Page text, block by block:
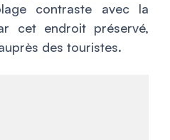
contraste avec la
cet endroit préservé,
des touristes.